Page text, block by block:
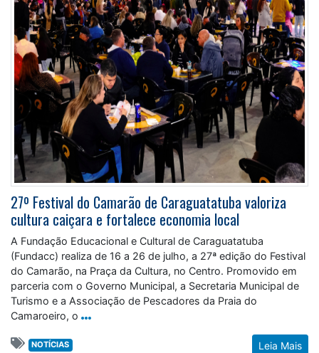
27º Festival do Camarão de Caraguatatuba valoriza
cultura caiçara e fortalece economia local
A Fundação Educacional e Cultural de Caraguatatuba
(Fundacc) realiza de 16 a 26 de julho, a 27ª edição do Festival
do Camarão, na Praça da Cultura, no Centro. Promovido em
parceria com o Governo Municipal, a Secretaria Municipal de
Turismo e a Associação de Pescadores da Praia do
Camaroeiro, o
Leia Mais
NOTÍCIAS